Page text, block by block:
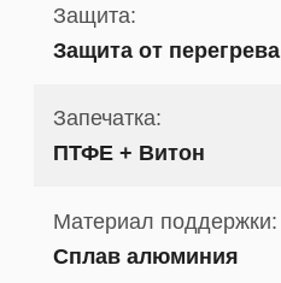
Защита:
Защита от перегрева
Запечатка:
ПТФЕ + Витон
Материал поддержки:
Сплав алюминия